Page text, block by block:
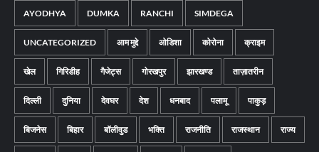
AYODHYA DUMKA RANCHI SIMDEGA
UNCATEGORIZED आम मुद्दे ओडिशा कोरोना क्राइम
खेल गिरिडीह गैजेट्स गोरखपुर झारखण्ड ताज़ातरीन
दिल्ली दुनिया देवघर देश धनबाद पलामू पाकुड़
बिजनेस बिहार बॉलीवुड भक्ति राजनीति राजस्थान राज्य